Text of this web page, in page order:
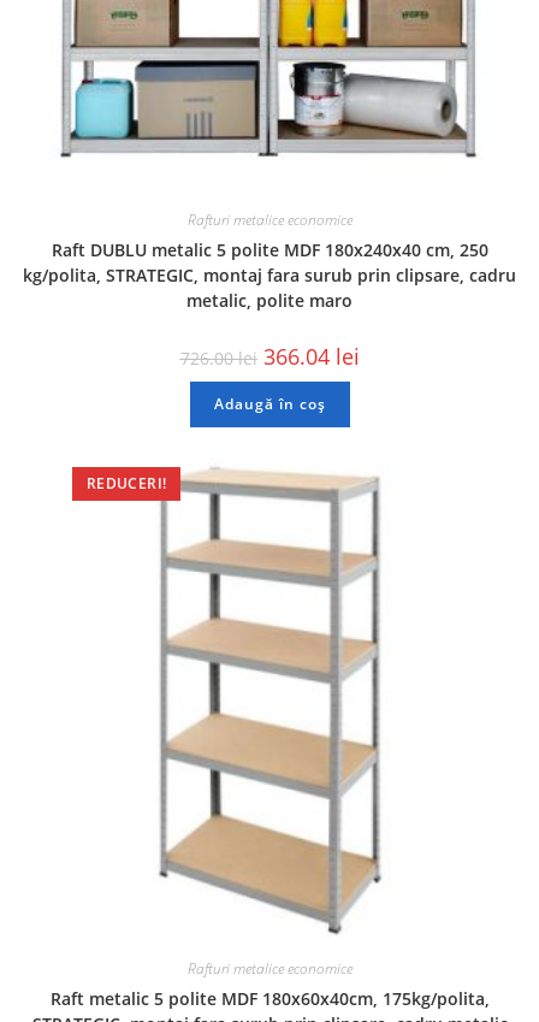
Rafturi metalice economice
Raft DUBLU metalic 5 polite MDF 180x240x40 cm, 250
kg/polita, STRATEGIC, montaj fara surub prin clipsare, cadru
metalic, polite maro
726.00lei 366.04 lei
Adaugă în coș
REDUCERI!
Rafturi metalice economice
Raft metalic 5 polite MDF 180x60x40cm, 175kg/polita,